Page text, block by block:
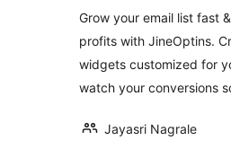
Grow your email list fast
profits with JineOptins.
widgets customized for
watch your conversions
Jayasri Nagrale